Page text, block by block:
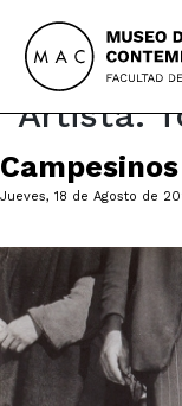
content
Artista:
Campesinos
Jueves, 18 de Agosto de